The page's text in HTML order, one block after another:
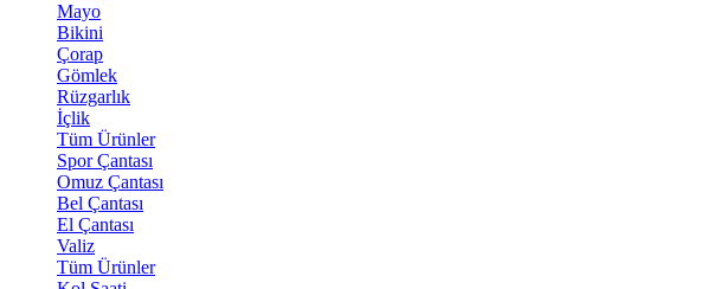
Mayo
Bikini
Çorap
Gömlek
Rüzgarlık
İçlik
Tüm Ürünler
Spor Çantası
Omuz Çantası
Bel Çantası
El Çantası
Valiz
Tüm Ürünler